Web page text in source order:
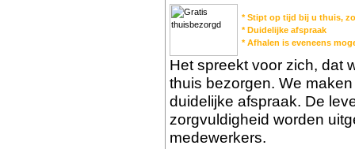
* Stipt op tijd bij u thuis,
* Duidelijke afspraak
* Afhalen is eveneens
Het spreekt voor zich, dat
thuis bezorgen. We
duidelijke afspraak. De
zorgvuldigheid worden
medewerkers.